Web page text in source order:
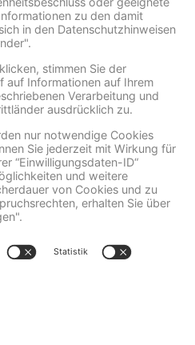
um den Facebook
Social Plugins, um
Dieser Service kann
sammeln. Bitte
durch und stimmen Sie
Service zu, um diese
anzuzeigen.